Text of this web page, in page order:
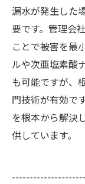
漏水が発生した
要です。管理会
ことで被害を最
ルや次亜塩素酸
も可能ですが、
門技術が有効で
を根本から解決
供しています。